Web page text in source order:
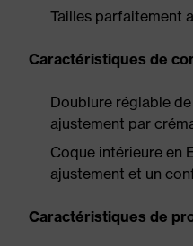
Tailles parfaitement
Caractéristiques de
Doublure réglable
ajustement par
Coque intérieure en
ajustement et un
Caractéristiques de